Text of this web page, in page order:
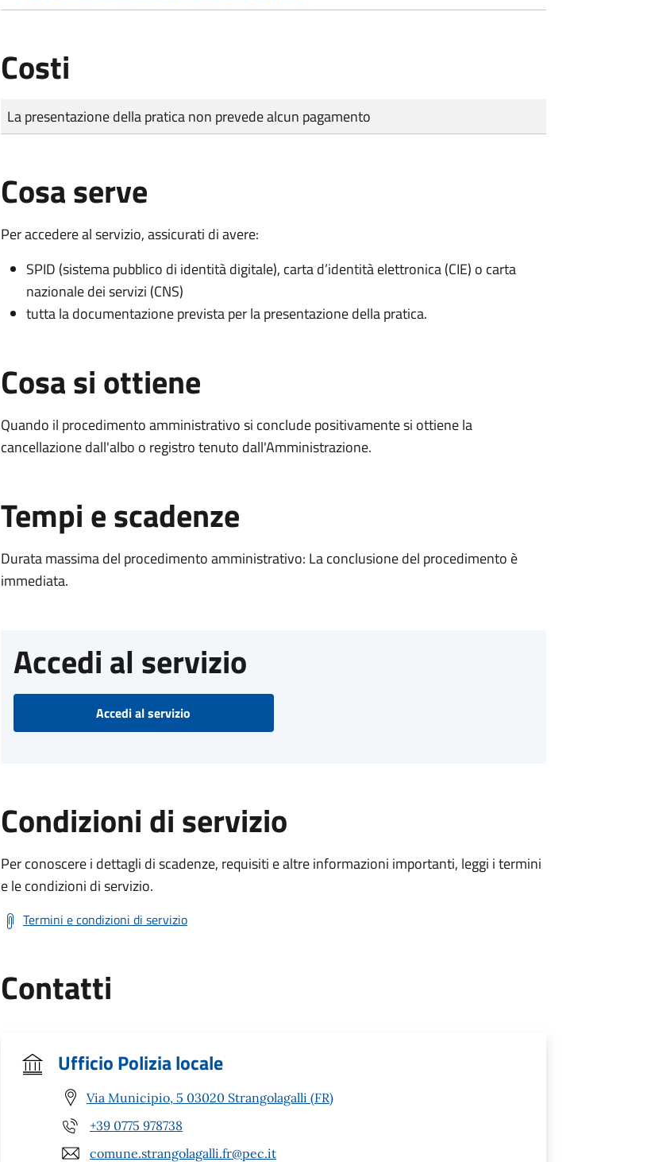
Costi
Tipo di pagamento
Importo
La presentazione della pratica non prevede alcun pagamento
Cosa serve
Per accedere al servizio, assicurati di avere:
SPID (sistema pubblico di identità digitale), carta d’identità elettronica (CIE) o carta
nazionale dei servizi (CNS)
tutta la documentazione prevista per la presentazione della pratica.
Cosa si ottiene
Quando il procedimento amministrativo si conclude positivamente si ottiene la
cancellazione dall'albo o registro tenuto dall'Amministrazione.
Tempi e scadenze
Durata massima del procedimento amministrativo: La conclusione del procedimento è
immediata.
Accedi al servizio
Accedi al servizio
Condizioni di servizio
Per conoscere i dettagli di scadenze, requisiti e altre informazioni importanti, leggi i termini
e le condizioni di servizio.
Termini e condizioni di servizio
Contatti
Ufficio Polizia locale
Via Municipio, 5 03020 Strangolagalli (FR)
+39 0775 978738
comune.strangolagalli.fr@pec.it